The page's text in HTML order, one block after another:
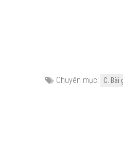
Chuyên mục: C. Bài